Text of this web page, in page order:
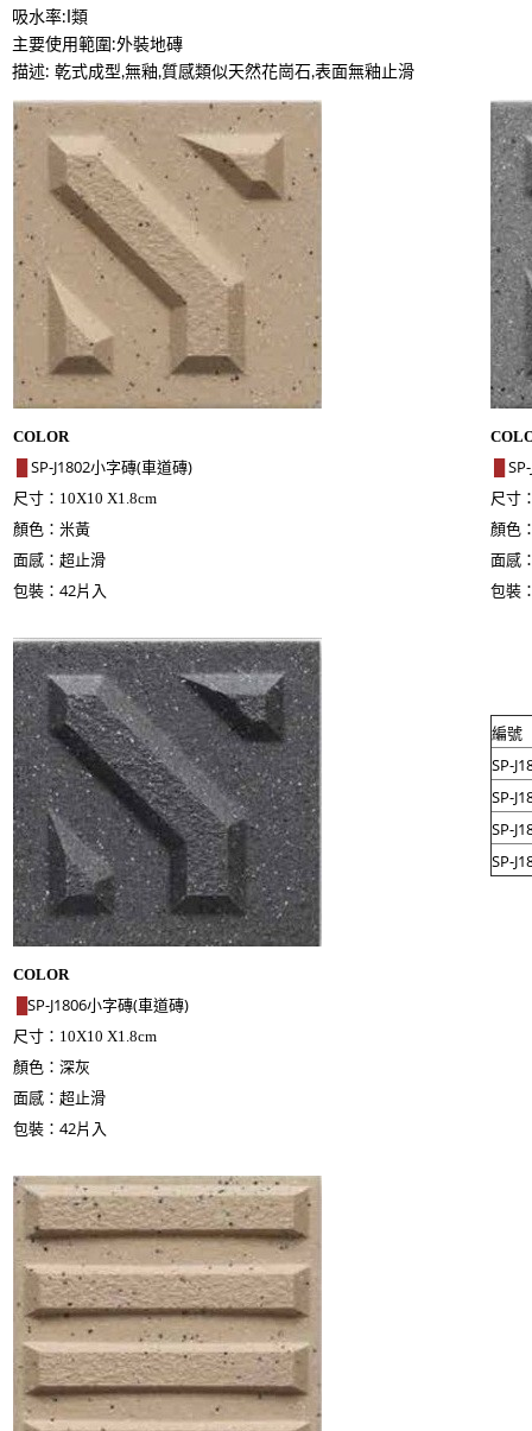
吸水率:I類
主要使用範圍:外裝地磚
描述: 乾式成型,無釉,質感類似天然花崗石,表面無釉止滑
COLOR
SP-J1802小字磚(車道磚)
尺寸： 10X10 X1.8cm
顏色：米黃
面感：超止滑
包裝：42片入
尺寸
顏色
面感
包裝
編號
SP-
SP-
SP-
SP-
COLOR
SP-J1806小字磚(車道磚)
尺寸： 10X10 X1.8cm
顏色：深灰
面感：超止滑
包裝：42片入